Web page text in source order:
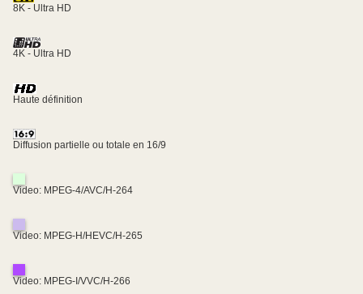
8K - Ultra HD
4K - Ultra HD
Haute définition
Diffusion partielle ou totale en 16/9
Video: MPEG-4/AVC/H-264
Video: MPEG-H/HEVC/H-265
Video: MPEG-I/VVC/H-266